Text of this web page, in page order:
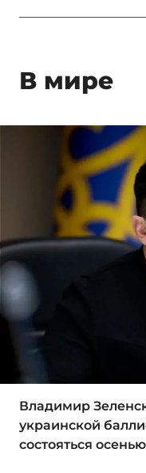
В мире
Владимир
украинской
состояться осенью